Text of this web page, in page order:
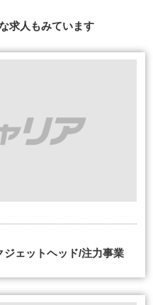
求人もみています
ジェットヘッド/注力事業